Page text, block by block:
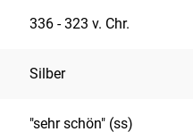
336 - 323 v. Chr.
Silber
"sehr schön" (ss)